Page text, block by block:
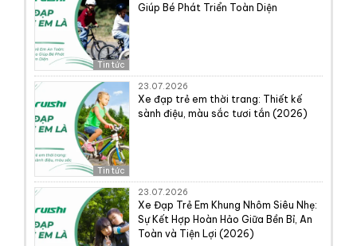
Tin tức
Giúp Bé Phát Triển Toàn Diện
Tin tức
23.07.2026
Xe đạp trẻ em thời trang: Thiết kế
sành điệu, màu sắc tươi tắn (2026)
23.07.2026
Xe Đạp Trẻ Em Khung Nhôm Siêu Nhẹ:
Sự Kết Hợp Hoàn Hảo Giữa Bền Bỉ, An
Toàn và Tiện Lợi (2026)